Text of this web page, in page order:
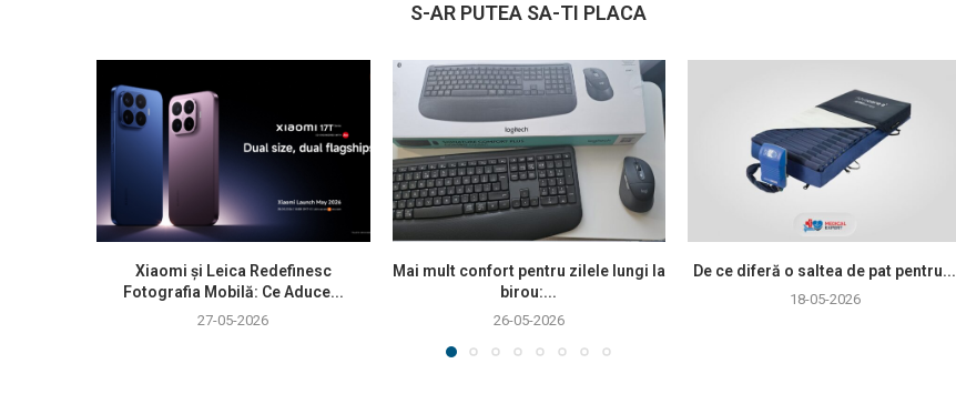
S-AR PUTEA SA-TI PLACA
Xiaomi și Leica Redefinesc
Fotografia Mobilă: Ce Aduce...
27-05-2026
Mai mult confort pentru zilele lungi la
birou:...
26-05-2026
De ce diferă o saltea de pat pentru...
18-05-2026